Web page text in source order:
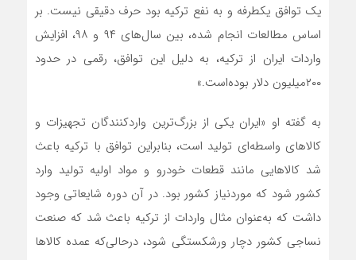
یک توافق یکطرفه و به نفع ترکیه بود حرف دقیقی نیست. بر
اساس مطالعات انجام شده، بین سال‌های ۹۴ و ۹۸، افزایش
واردات ایران از ترکیه، به دلیل این توافق، رقمی در حدود
۲۰۰‌میلیون دلار بوده‌است.»
به گفته او «ایران یکی از بزرگ‌ترین واردکنندگان تجهیزات و
کالاهای واسطه‌‌‌‌‌ای تولید است، بنابراین توافق‌‌‌‌‌ با ترکیه باعث
شد کالاهایی مانند قطعات خودرو و مواد اولیه تولید وارد
کشور شود که مورد‌نیاز کشور بود. در آن دوره شایعاتی وجود
داشت که به‌عنوان مثال واردات از ترکیه باعث شد که صنعت
نساجی کشور دچار ورشکستگی شود، درحالی‌که عمده کالاها